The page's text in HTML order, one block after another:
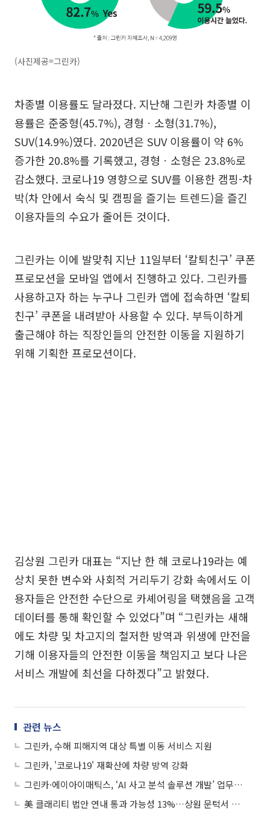
(사진제공=그린카)
차종별 이용률도 달라졌다. 지난해 그린카 차종별 이
용률은 준중형(45.7%), 경형ㆍ소형(31.7%),
SUV(14.9%)였다. 2020년은 SUV 이용률이 약 6%
증가한 20.8%를 기록했고, 경형ㆍ소형은 23.8%로
감소했다. 코로나19 영향으로 SUV를 이용한 캠핑-차
박(차 안에서 숙식 및 캠핑을 즐기는 트렌드)을 즐긴
이용자들의 수요가 줄어든 것이다.
그린카는 이에 발맞춰 지난 11일부터 ‘칼퇴친구’ 쿠폰
프로모션을 모바일 앱에서 진행하고 있다. 그린카를
사용하고자 하는 누구나 그린카 앱에 접속하면 ‘칼퇴
친구’ 쿠폰을 내려받아 사용할 수 있다. 부득이하게
출근해야 하는 직장인들의 안전한 이동을 지원하기
위해 기획한 프로모션이다.
김상원 그린카 대표는 “지난 한 해 코로나19라는 예
상치 못한 변수와 사회적 거리두기 강화 속에서도 이
용자들은 안전한 수단으로 카셰어링을 택했음을 고객
데이터를 통해 확인할 수 있었다”며 “그린카는 새해
에도 차량 및 차고지의 철저한 방역과 위생에 만전을
기해 이용자들의 안전한 이동을 책임지고 보다 나은
서비스 개발에 최선을 다하겠다”고 밝혔다.
관련 뉴스
그린카, 수해 피해지역 대상 특별 이동 서비스 지원
그린카, '코로나19' 재확산에 차량 방역 강화
그린카·에이아이매틱스, ‘AI 사고 분석 솔루션 개발’ 업무협약 체결
美 클래리티 법안 연내 통과 가능성 13%…상원 문턱서 제동